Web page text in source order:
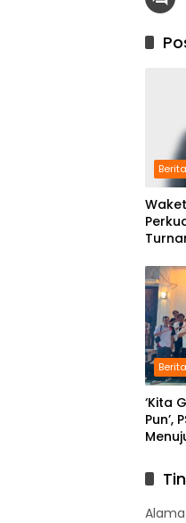
Berita
Berita
‘Kita
Pun’,